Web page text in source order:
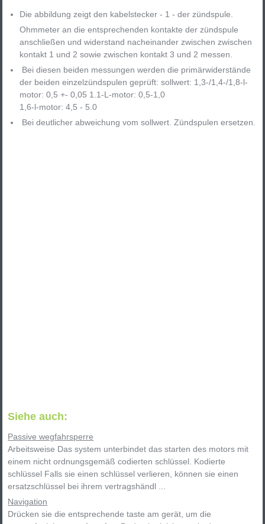
Die abbildung zeigt den kabelstecker - 1 - der zündspule.
Ohmmeter an die entsprechenden kontakte der zündspule
anschließen und widerstand nacheinander zwischen zwischen
kontakt 1 und 2 sowie zwischen kontakt 3 und 2 messen.
Bei diesen beiden messungen werden die primärwiderstände
der beiden einzelzündspulen geprüft: sollwert: 1,3-/1,4-/1,8-l-
motor: 0,5 +- 0,05 1.1-L-motor: 0,5-1,0
1,6-l-motor: 4,5 - 5.0
Bei deutlicher abweichung vom sollwert. Zündspulen ersetzen.
Siehe auch:
Passive wegfahrsperre
Arbeitsweise Das system unterbindet das starten des motors mit
einem nicht ordnungsgemäß codierten schlüssel. Kodierte
schlüssel Falls sie einen schlüssel verlieren, können sie einen
ersatzschlüssel bei ihrem vertragshändl ...
Navigation
Drücken sie die entsprechende taste am gerät, um die